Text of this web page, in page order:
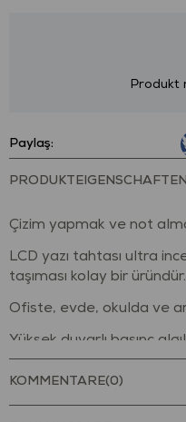
Produkt
Paylaş:
PRODUKTEIGENSCHAFTEN
Çizim yapmak ve not
LCD yazı tahtası ultra
taşıması kolay bir üründür.
Ofiste, evde, okulda ve
Yüksek duyarlı basınç
uyguladığınız kuvvete
KOMMENTARE(0)